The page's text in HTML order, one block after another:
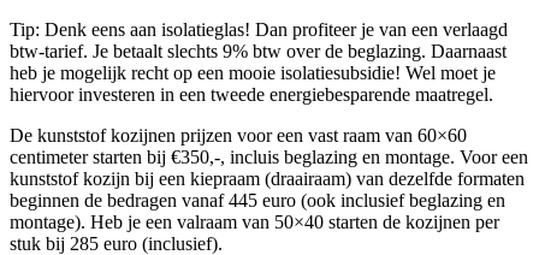
Tip: Denk eens aan isolatieglas! Dan profiteer je van een verlaagd
btw-tarief. Je betaalt slechts 9% btw over de beglazing. Daarnaast
heb je mogelijk recht op een mooie isolatiesubsidie! Wel moet je
hiervoor investeren in een tweede energiebesparende maatregel.
De kunststof kozijnen prijzen voor een vast raam van 60×60
centimeter starten bij €350,-, incluis beglazing en montage. Voor een
kunststof kozijn bij een kiepraam (draairaam) van dezelfde formaten
beginnen de bedragen vanaf 445 euro (ook inclusief beglazing en
montage). Heb je een valraam van 50×40 starten de kozijnen per
stuk bij 285 euro (inclusief).